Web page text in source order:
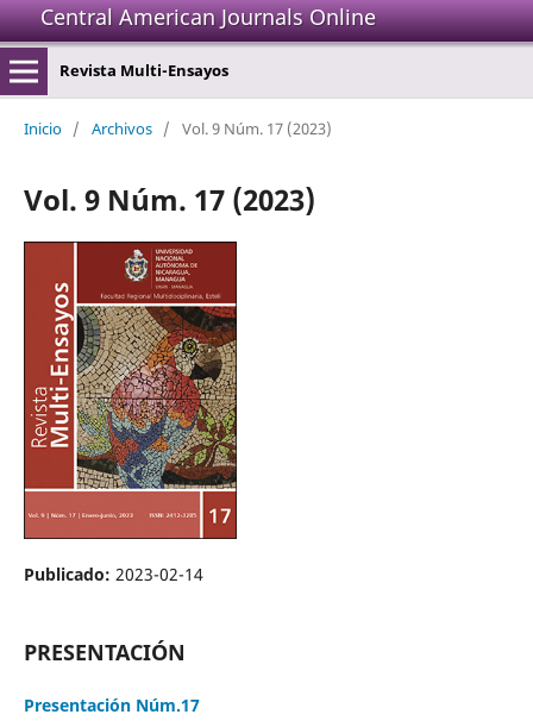
Central American Journals Online
Revista Multi-Ensayos
Inicio / Archivos / Vol. 9 Núm. 17 (2023)
Vol. 9 Núm. 17 (2023)
Publicado: 2023-02-14
PRESENTACIÓN
Presentación Núm.17